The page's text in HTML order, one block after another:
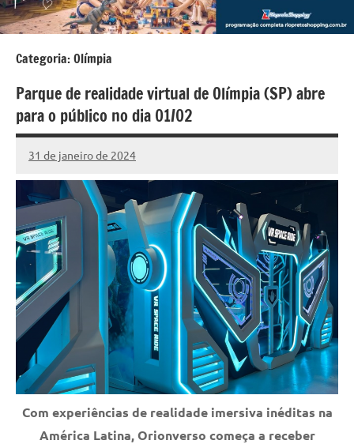
Categoria:Olímpia
Parque de realidade virtual de Olímpia (SP) abre
para o público no dia 01/02
31 de janeiro de 2024
Marcelo
Fachin
Com experiências de realidade imersiva inéditas na
América Latina, Orionverso começa a receber